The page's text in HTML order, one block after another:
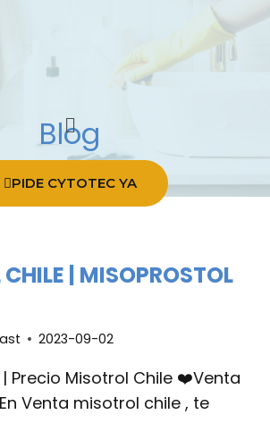
PIDE CYTOTEC YA
Blog
| MISOPROSTOL
2023-09-02
Precio Misotrol Chile ❤️Venta
Venta misotrol chile , te